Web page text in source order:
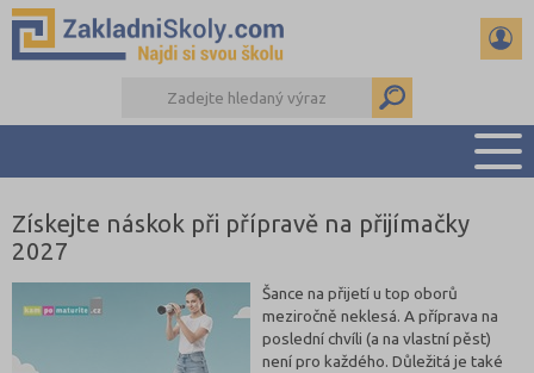
PŘEHLED ŠKOL
RADY A ČLÁNKY
ČTENÁŘSKÝ DENÍK
DALŠÍ DRUHY ŠKOL
Získejte náskok při přípravě na přijímačky
2027
Šance na přijetí u top oborů
meziročně neklesá. A příprava na
poslední chvíli (a na vlastní pěst)
není pro každého. Důležitá je také